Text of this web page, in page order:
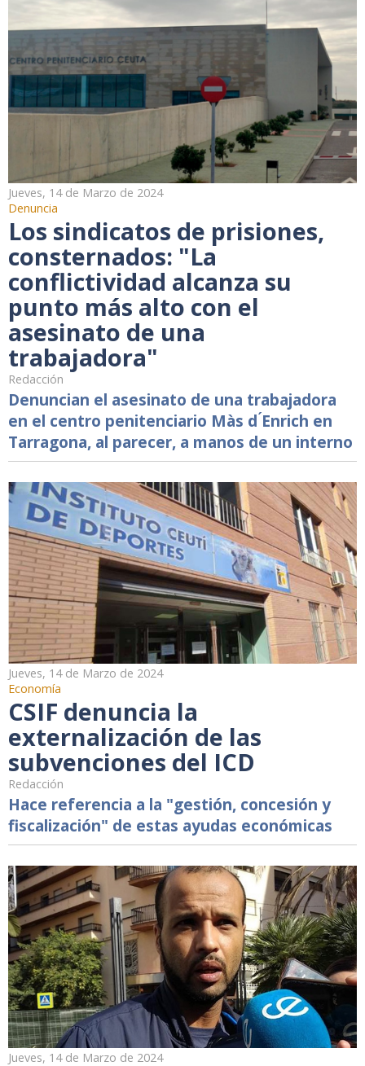
Jueves, 14 de Marzo de 2024
Denuncia
Los sindicatos de prisiones,
consternados: "La
conflictividad alcanza su
punto más alto con el
asesinato de una
trabajadora"
Redacción
Denuncian el asesinato de una trabajadora
en el centro penitenciario Màs d ́Enrich en
Tarragona, al parecer, a manos de un interno
Jueves, 14 de Marzo de 2024
Economía
CSIF denuncia la
externalización de las
subvenciones del ICD
Redacción
Hace referencia a la "gestión, concesión y
fiscalización" de estas ayudas económicas
Jueves, 14 de Marzo de 2024